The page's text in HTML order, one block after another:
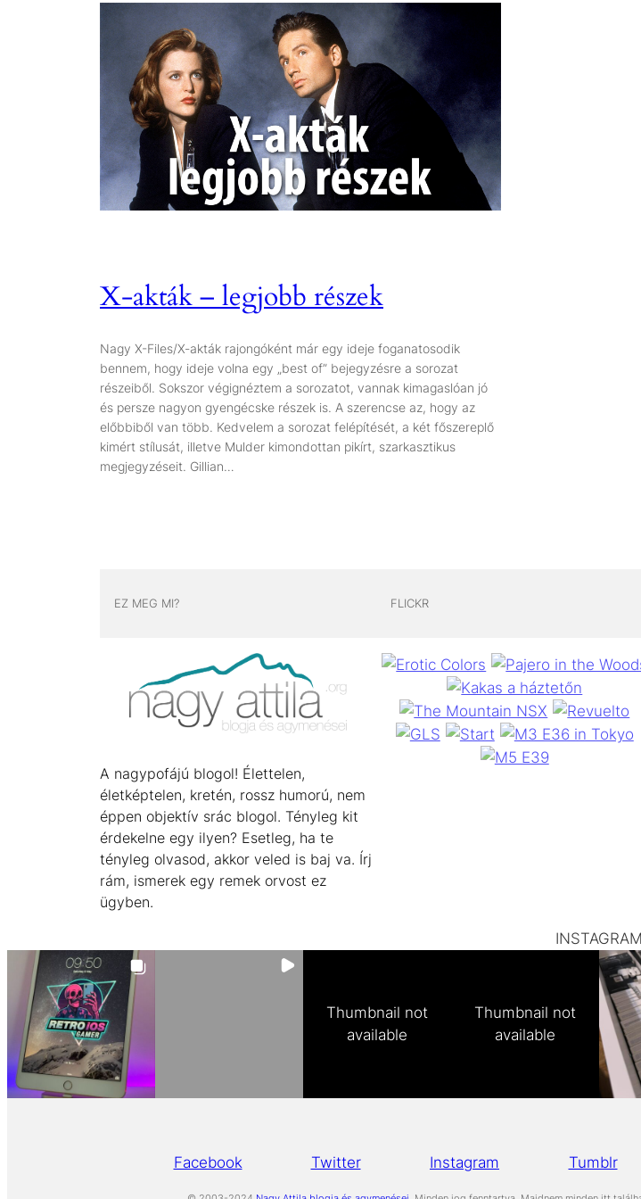
X-akták – legjobb részek
Nagy X-Files/X-akták rajongóként már egy ideje foganatosodik
bennem, hogy ideje volna egy „best of” bejegyzésre a sorozat
részeiből. Sokszor végignéztem a sorozatot, vannak kimagaslóan jó
és persze nagyon gyengécske részek is. A szerencse az, hogy az
előbbiből van több. Kedvelem a sorozat felépítését, a két főszereplő
kimért stílusát, illetve Mulder kimondottan pikírt, szarkasztikus
megjegyzéseit. Gillian…
EZ MEG MI?
A nagypofájú blogol! Élettelen,
életképtelen, kretén, rossz humorú, nem
éppen objektív srác blogol. Tényleg kit
érdekelne egy ilyen? Esetleg, ha te
tényleg olvasod, akkor veled is baj va. Írj
rám, ismerek egy remek orvost ez
ügyben.
FLICKR
INSTAGRAM
Thumbnail not
available
Thumbnail not
available
Facebook Twitter Instagram Tumblr